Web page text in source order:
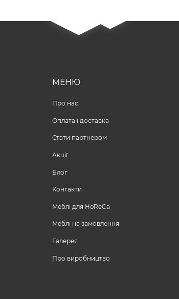
МЕНЮ
Про нас
Оплата і доставка
Стати партнером
Акції
Блог
Контакти
Меблі для HoReCa
Меблі на замовлення
Галерея
Про виробництво